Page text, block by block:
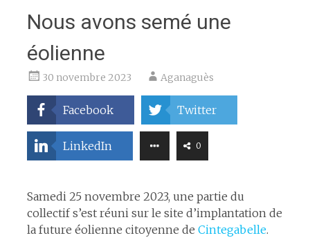
Nous avons semé une
éolienne
30 novembre 2023 Aganaguès
Facebook Twitter
LinkedIn 0
Samedi 25 novembre 2023, une partie du
collectif s’est réuni sur le site d’implantation de
la future éolienne citoyenne de Cintegabelle.